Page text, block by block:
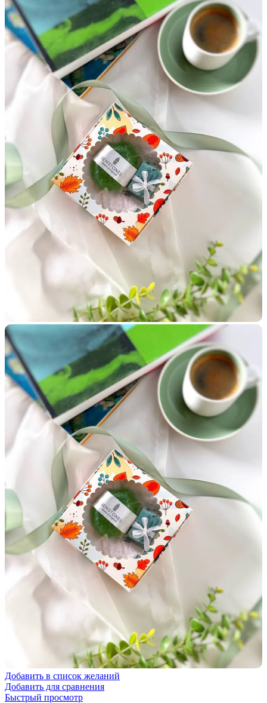
Добавить в список желаний
Добавить для сравнения
Быстрый просмотр